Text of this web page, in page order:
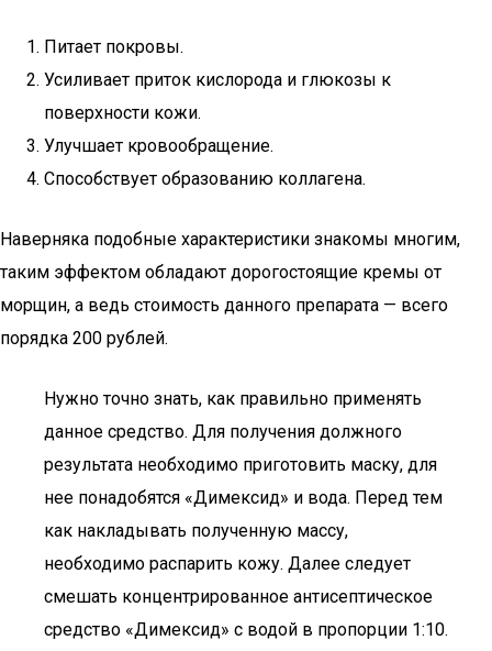
Питает покровы.
Усиливает приток кислорода и глюкозы к
поверхности кожи.
Улучшает кровообращение.
Способствует образованию коллагена.
Наверняка подобные характеристики знакомы многим,
таким эффектом обладают дорогостоящие кремы от
морщин, а ведь стоимость данного препарата — всего
порядка 200 рублей.
Нужно точно знать, как правильно применять
данное средство. Для получения должного
результата необходимо приготовить маску, для
нее понадобятся «Димексид» и вода. Перед тем
как накладывать полученную массу,
необходимо распарить кожу. Далее следует
смешать концентрированное антисептическое
средство «Димексид» с водой в пропорции 1:10.